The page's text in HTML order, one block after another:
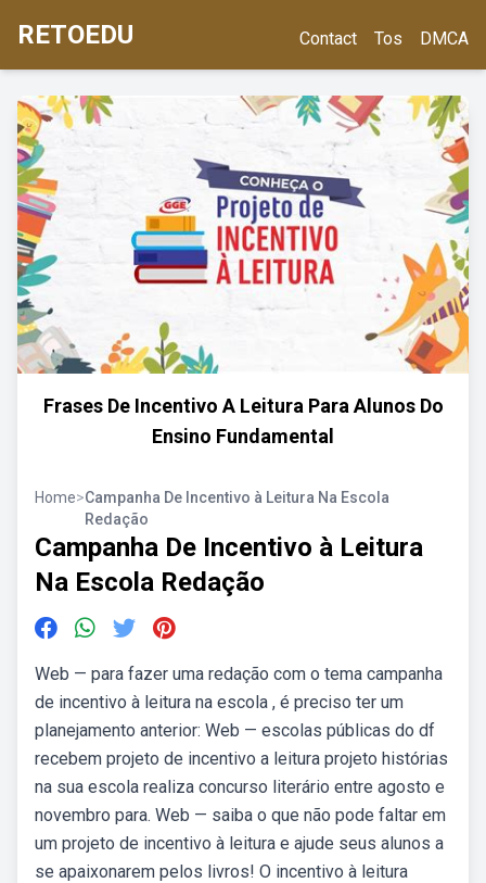
RETOEDU Contact Tos DMCA
Frases De Incentivo A Leitura Para Alunos Do
Ensino Fundamental
Home>Campanha De Incentivo à Leitura Na Escola
Redação
Campanha De Incentivo à Leitura
Na Escola Redação
Web — para fazer uma redação com o tema campanha
de incentivo à leitura na escola , é preciso ter um
planejamento anterior: Web — escolas públicas do df
recebem projeto de incentivo a leitura projeto histórias
na sua escola realiza concurso literário entre agosto e
novembro para. Web — saiba o que não pode faltar em
um projeto de incentivo à leitura e ajude seus alunos a
se apaixonarem pelos livros! O incentivo à leitura